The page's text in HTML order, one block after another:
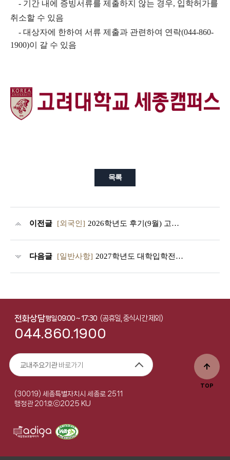
TOP
- 기간 내에 증빙서류를 제출하지 않는 경우, 입학허가를
취소할 수 있음
- 대상자에 한하여 서 류 제 출과 관련하여 연락(044-860-
1900)이 갈 수 있음
목록
이전글 [외국인] 2026학년도 후기(9월) 고려대학교 세종캠퍼스 외국인특별전형 원서접수 안내
다음글 [일반사항] 2027학년도 대학입학전형 시행계획 안내(2026.05.수정)
전화상담평일 09:00 ~ 17:30 (공휴일, 중식시간 제외)
044.860.1900
교내주요기관바로가기
(30019) 세종특별자치시 세종로 2511
행정관 201호ⓒ2025 KU